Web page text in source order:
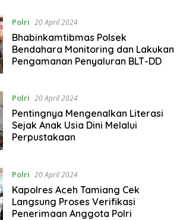
Polri 20 April 2024
Bhabinkamtibmas Polsek
Bendahara Monitoring dan Lakukan
Pengamanan Penyaluran BLT-DD
Polri 20 April 2024
Pentingnya Mengenalkan Literasi
Sejak Anak Usia Dini Melalui
Perpustakaan
Polri 20 April 2024
Kapolres Aceh Tamiang Cek
Langsung Proses Verifikasi
Penerimaan Anggota Polri